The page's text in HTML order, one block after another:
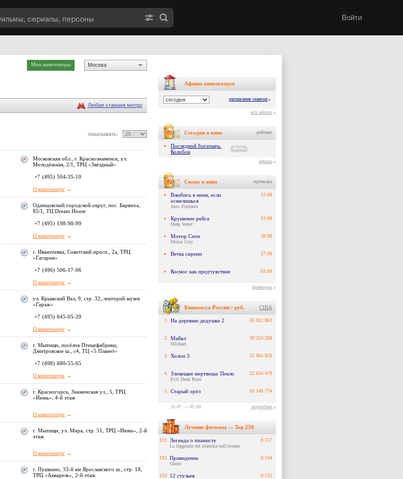
Войти
Мои кинотеатры Москва
Любая станция метро
показывать:
Московская обл., г. Краснознаменск, ул.
Молодёжная, 2/1, ТРЦ «Звёздный»
+7 (495) 504-35-10
О кинотеатре →
Одинцовский городской округ, пос. Барвиха,
85/1, ТЦ Dream House
+7 (495) 198-98-99
О кинотеатре →
г. Ивантеевка, Советский просп., 2а, ТРЦ
«Гагарин»
+7 (496) 506-17-06
О кинотеатре →
ул. Крымский Вал, 9, стр. 32, лекторий музея
«Гараж»
+7 (495) 645-05-20
О кинотеатре →
г. Мытищи, посёлок Птицефабрики,
Дмитровское ш., с4, ТЦ «5 Планет»
+7 (498) 680-55-65
О кинотеатре →
г. Красногорск, Знаменская ул., 5, ТРЦ
«Июнь», 4-й этаж
О кинотеатре →
г. Мытищи, ул. Мира, стр. 51, ТРЦ «Июнь», 2-й
этаж
О кинотеатре →
г. Пушкино, 33-й км Ярославского ш., стр. 18,
ТРЦ «Акварель», 2-й этаж
Афиша кинотеатров
»
расписание сеансов
вся афиша
Сегодня в кино рейтинг
Последний богатырь.
Колобок
ПРОМО
афиша
Скоро в кино премьера
Влюбись в меня, если
осмелишься
Jeux d'enfants
13.08
Крушение рейса
Deep Water
13.08
Мотор Сити
Motor City
20.08
Ветка сирени 27.08
Космос как предчувствие 03.09
премьеры
Кинокасса России • руб. США
1. На деревню дедушке 2 45 952 863
2. Майкл
Michael
39 253 268
3. Холоп 3 25 965 828
4. Зловещие мертвецы: Пекло
Evil Dead Burn
22 616 479
5. Старый орёл 16 145 774
31.07 — 02.08 подробнее
Лучшие фильмы — Top 250
131. Легенда о пианисте
La leggenda del pianista sull'oceano
8.157
132. Привидение
Ghost
8.154
133. 12 стульев 8.152